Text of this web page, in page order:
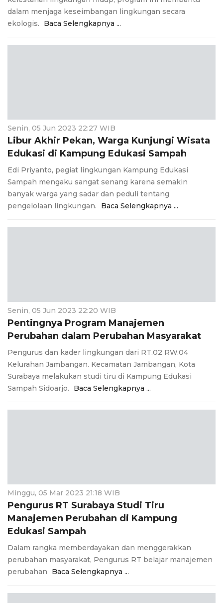
dalam menjaga keseimbangan lingkungan secara
ekologis.
Baca Selengkapnya ...
Senin, 05 Jun 2023 22:27 WIB
Libur Akhir Pekan, Warga Kunjungi Wisata
Edukasi di Kampung Edukasi Sampah
Edi Priyanto, pegiat lingkungan Kampung Edukasi
Sampah mengaku sangat senang karena semakin
banyak warga yang sadar dan peduli tentang
pengelolaan lingkungan.
Baca Selengkapnya ...
Senin, 05 Jun 2023 22:20 WIB
Pentingnya Program Manajemen
Perubahan dalam Perubahan Masyarakat
Pengurus dan kader lingkungan dari RT.02 RW.04
Kelurahan Jambangan. Kecamatan Jambangan, Kota
Surabaya melakukan studi tiru di Kampung Edukasi
Sampah Sidoarjo.
Baca Selengkapnya ...
Minggu, 05 Mar 2023 21:18 WIB
Pengurus RT Surabaya Studi Tiru
Manajemen Perubahan di Kampung
Edukasi Sampah
Dalam rangka memberdayakan dan menggerakkan
perubahan masyarakat, Pengurus RT belajar manajemen
perubahan
Baca Selengkapnya ...